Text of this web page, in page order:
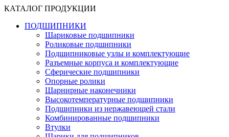
КАТАЛОГ ПРОДУКЦИИ
ПОДШИПНИКИ
Шариковые подшипники
Роликовые подшипники
Подшипниковые узлы и комплектующие
Разъемные корпуса и комплектующие
Сферические подшипники
Опорные ролики
Шарнирные наконечники
Высокотемпературные подшипники
Подшипники из нержавеющей стали
Комбинированные подшипники
Втулки